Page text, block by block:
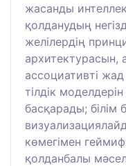
жасанды
қолданудың
желілердің
архитектурасын,
ассоциативті жад
тілдік
басқарады; білім
көмегімен
қолданбалы